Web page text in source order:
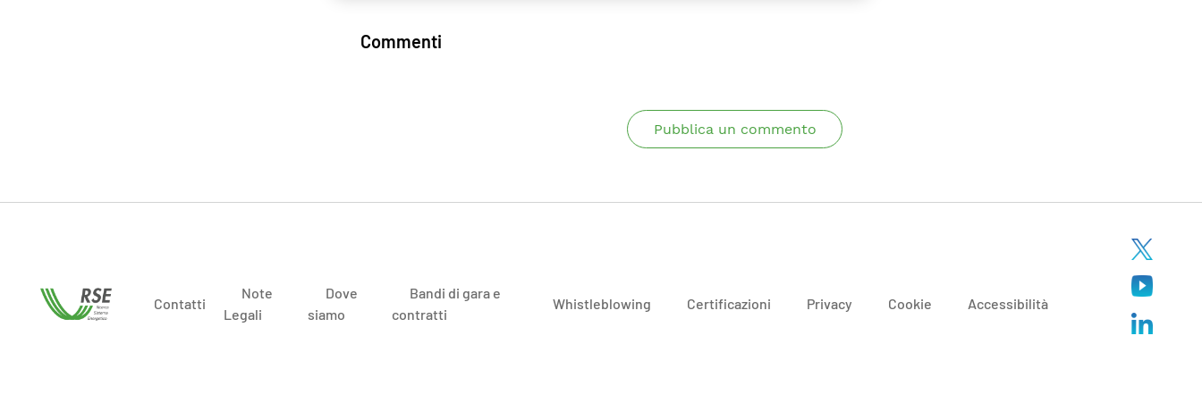
Commenti
Pubblica un commento
Contatti
Note
Legali
Dove
siamo
Bandi di gara e
contratti
Whistleblowing Certificazioni Privacy Cookie Accessibilità